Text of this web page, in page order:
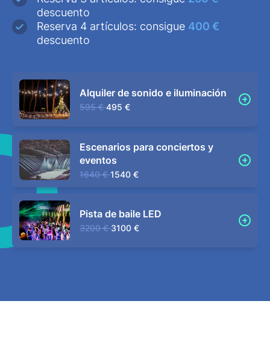
descuento
Reserva 4 artículos: consigue 400 €
descuento
Alquiler de sonido e iluminación
595 € 495 €
Escenarios para conciertos y
eventos
1640 € 1540 €
Pista de baile LED
3200 € 3100 €